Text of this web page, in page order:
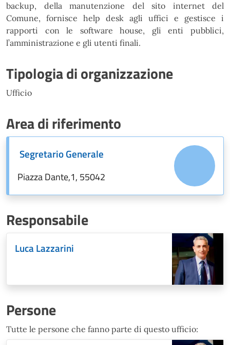
backup, della manutenzione del sito internet del
Comune, fornisce help desk agli uffici e gestisce i
rapporti con le software house, gli enti pubblici,
l’amministrazione e gli utenti finali.
Tipologia di organizzazione
Ufficio
Area di riferimento
Segretario Generale
Piazza Dante,1, 55042
Responsabile
Luca Lazzarini
Persone
Tutte le persone che fanno parte di questo ufficio: